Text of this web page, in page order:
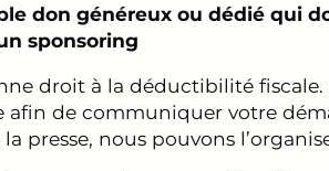
don généreux ou dédié qui
sponsoring
droit à la déductibilité fiscale.
afin de communiquer votre
presse, nous pouvons